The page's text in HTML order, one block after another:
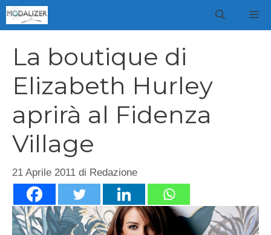
Vai
al
La boutique di
Elizabeth Hurley
aprirà al Fidenza
Village
21 Aprile 2011 di Redazione